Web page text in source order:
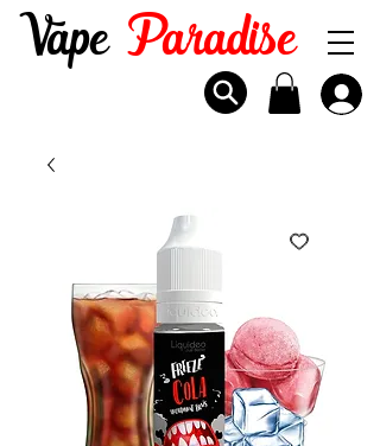
VapeParadise